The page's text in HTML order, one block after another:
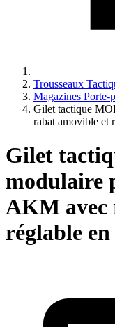
Trousseaux
Magazines Porte-
Gilet tactique
rabat amovible et
Gilet
modulaire
AKM avec
réglable